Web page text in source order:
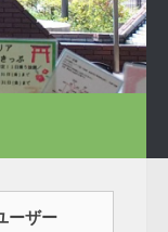
ーザー